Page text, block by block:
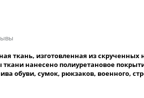
ткань, изготовленная из
нанесено полиуретановое
обуви, сумок, рюкзаков, военного,